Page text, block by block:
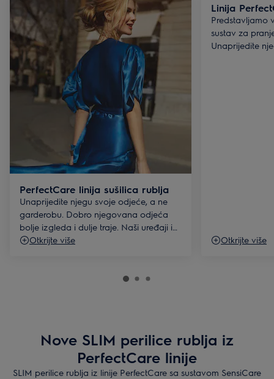
PerfectCare linija sušilica rublja
Unaprijedite njegu svoje odjeće, a ne
garderobu. Dobro njegovana odjeća
bolje izgleda i dulje traje. Naši uređaji iz
PerfectCare linije sušilica rublja ne samo
Otkrijte više
Linija
Predstavljamo
sustav za
Unaprijedite
Otkrijte više
Nove SLIM perilice rublja iz
PerfectCare linije
SLIM perilice rublja iz linije PerfectCare sa sustavom SensiCare